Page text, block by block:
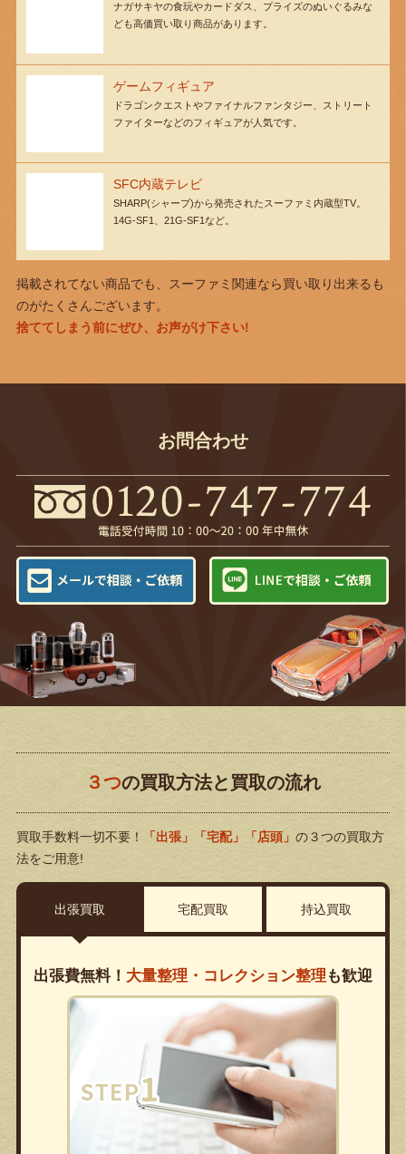
ナガサキヤの食玩やカードダス、プライズのぬいぐるみな
ども高価買い取り商品があります。
ゲームフィギュア
ドラゴンクエストやファイナルファンタジー、ストリート
ファイターなどのフィギュアが人気です。
SFC内蔵テレビ
SHARP(シャープ)から発売されたスーファミ内蔵型TV。
14G-SF1、21G-SF1など。
掲載されてない商品でも、スーファミ関連なら買い取り出来るも
のがたくさんございます。
捨ててしまう前にぜひ、お声がけ下さい!
お問合わせ
３つの買取方法と買取の流れ
買取手数料一切不要！ 「出張」「宅配」「店頭」 の３つの買取方
法をご用意!
出張買取 宅配買取 持込買取
出張費無料！ 大量整理・コレクション整理 も歓迎